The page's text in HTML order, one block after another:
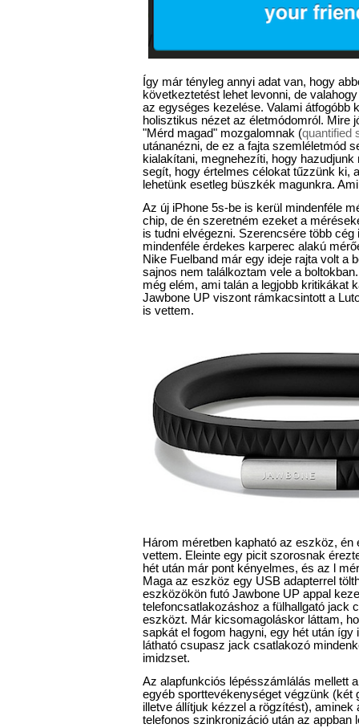
Így már tényleg annyi adat van, hogy
következtetést lehet levonni, de
az egységes kezelése. Valami átfogóbb
holisztikus nézet az életmódomról. Mire
"Mérd magad" mozgalomnak (quantified
utánanézni, de ez a fajta szemléletmód
kialakítani, megnehezíti, hogy
segít, hogy értelmes célokat tűzzünk ki,
lehetünk esetleg büszkék magunkra.
Az új iPhone 5s-be is kerül mindenféle
chip, de én szeretném ezeket a
is tudni elvégezni. Szerencsére több
mindenféle érdekes karperec alakú
Nike Fuelband már egy ideje rajta volt a
sajnos nem találkoztam vele a
még elém, ami talán a legjobb kritikákat
Jawbone UP viszont rámkacsintott a
is vettem.
Három méretben kapható az eszköz,
vettem. Eleinte egy picit szorosnak
hét után már pont kényelmes, és az l
Maga az eszköz egy USB adapterrel
eszközökön futó Jawbone UP appal
telefoncsatlakozáshoz a fülhallgató jack
eszközt. Már kicsomagoláskor láttam,
sapkát el fogom hagyni, egy hét után így
látható csupasz jack csatlakozó
imidzset.
Az alapfunkciós lépésszámlálás mellett
egyéb sporttevékenységet végzünk (két
illetve állítjuk kézzel a rögzítést), aminek
telefonos szinkronizáció után az appban